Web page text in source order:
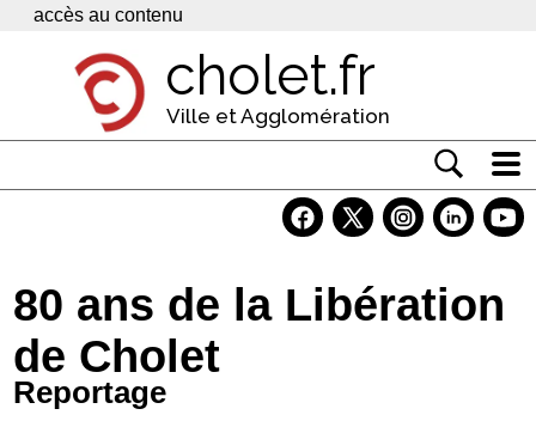
Panneau de gestion des cookies
accès au contenu
cholet.fr
Ville et Agglomération
Economie
Services
Contacts
80 ans de la Libération
de Cholet
Reportage